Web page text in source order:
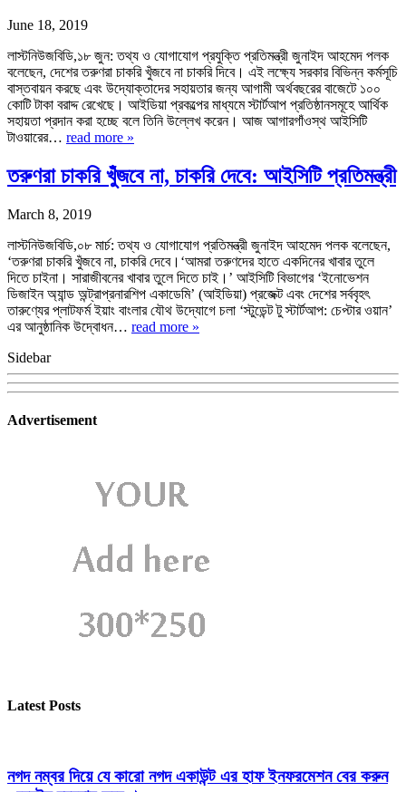
June 18, 2019
লাস্টনিউজবিডি,১৮ জুন: তথ্য ও যোগাযোগ প্রযুক্তি প্রতিমন্ত্রী জুনাইদ আহমেদ পলক
বলেছেন, দেশের তরুণরা চাকরি খুঁজবে না চাকরি দিবে। এই লক্ষ্যে সরকার বিভিন্ন কর্মসূচি
বাস্তবায়ন করছে এবং উদ্যোক্তাদের সহায়তার জন্য আগামী অর্থবছরের বাজেটে ১০০
কোটি টাকা বরাদ্দ রেখেছে। আইডিয়া প্রকল্পের মাধ্যমে স্টার্টআপ প্রতিষ্ঠানসমূহে আর্থিক
সহায়তা প্রদান করা হচ্ছে বলে তিনি উল্লেখ করেন। আজ আগারগাঁওস্থ আইসিটি
টাওয়ারের… read more »
তরুণরা চাকরি খুঁজবে না, চাকরি দেবে: আইসিটি প্রতিমন্ত্রী
March 8, 2019
লাস্টনিউজবিডি,০৮ মার্চ: তথ্য ও যোগাযোগ প্রতিমন্ত্রী জুনাইদ আহমেদ পলক বলেছেন,
‘তরুণরা চাকরি খুঁজবে না, চাকরি দেবে।‘আমরা তরুণদের হাতে একদিনের খাবার তুলে
দিতে চাইনা। সারাজীবনের খাবার তুলে দিতে চাই।’ আইসিটি বিভাগের ‘ইনোভেশন
ডিজাইন অ্যান্ড অন্ট্রাপ্রনারশিপ একাডেমি’ (আইডিয়া) প্রজেক্ট এবং দেশের সর্ববৃহৎ
তারুণ্যের প্লাটফর্ম ইয়াং বাংলার যৌথ উদ্যোগে চলা ‘স্টুডেন্ট টু স্টার্টআপ: চেপ্টার ওয়ান’
এর আনুষ্ঠানিক উদ্বোধন… read more »
Sidebar
Advertisement
Latest Posts
নগদ নম্বর দিয়ে যে কারো নগদ একাউন্ট এর হাফ ইনফরমেশন বের করুন